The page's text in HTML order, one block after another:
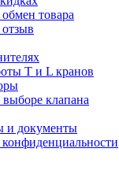
товара
T и L кранов
клапана
и документы